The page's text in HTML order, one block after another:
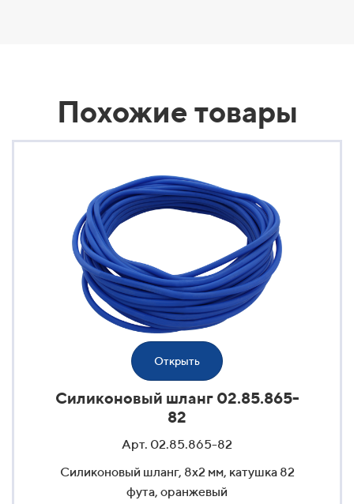
Похожие товары
Открыть
Силиконовый шланг 02.85.865-
82
Арт. 02.85.865-82
Силиконовый шланг, 8x2 мм, катушка 82
фута, оранжевый